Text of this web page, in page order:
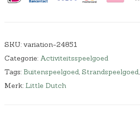
SKU: variation-24851
Categorie: Activiteitsspeelgoed
Tags: Buitenspeelgoed, Strandspeelgoed,
Merk: Little Dutch